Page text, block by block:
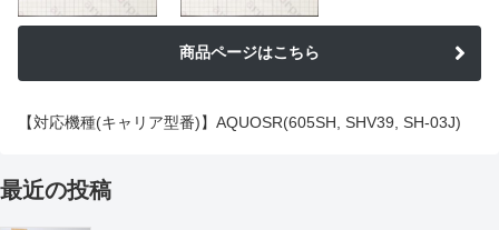
商品ページはこちら
【対応機種(キャリア型番)】AQUOSR(605SH, SHV39, SH-03J)
最近の投稿